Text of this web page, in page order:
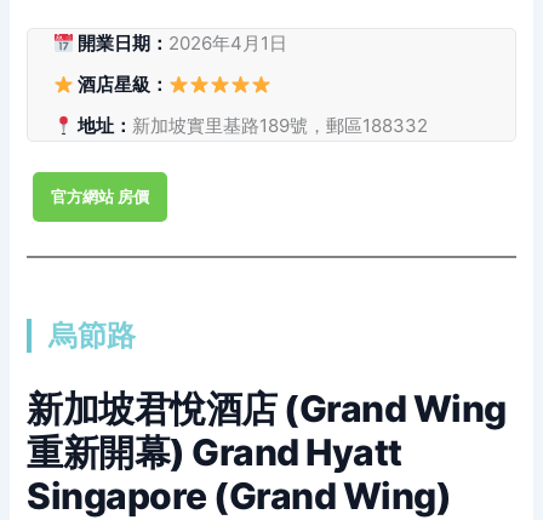
開業日期： 2026年4月1日
酒店星級：
地址： 新加坡實里基路189號，郵區188332
官方網站 房價
烏節路
新加坡君悅酒店 (Grand Wing
重新開幕) Grand Hyatt
Singapore (Grand Wing)